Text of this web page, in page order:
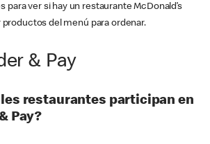
para ver si hay un restaurante McDonald’s
del menú para ordenar.
& Pay
restaurantes participan en
Pay?